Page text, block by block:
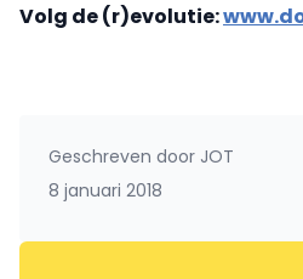
Volg de (r)evolutie:
Geschreven door JOT
8 januari 2018